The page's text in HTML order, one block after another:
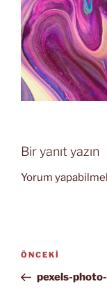
Bir yanıt yazın
Yorum
Yazı
Önceki
Yazı
ÖNCEKI
pexels-